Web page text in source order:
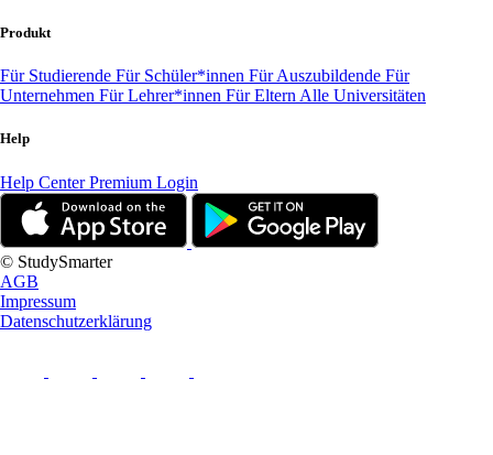
Produkt
Für Studierende Für Schüler*innen Für Auszubildende Für
Unternehmen Für Lehrer*innen Für Eltern Alle Universitäten
Help
Help CenterPremium Login
© StudySmarter
AGB
Impressum
Datenschutzerklärung